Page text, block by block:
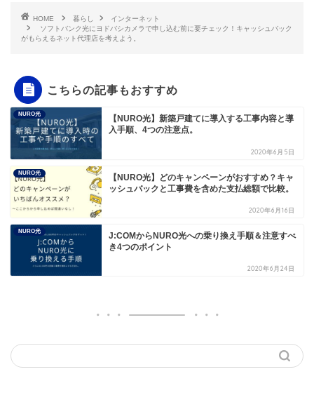
HOME 暮らし
インターネット
ソフトバンク光にヨドバシカメラで申し込む前に要チェック！キャッシュバック
がもらえるネット代理店を考えよう。
こちらの記事もおすすめ
NURO光
【NURO光】新築戸建てに導入する工事内容と導
入手順、4つの注意点。
2020年6月5日
NURO光
【NURO光】どのキャンペーンがおすすめ？キャ
ッシュバックと工事費を含めた支払総額で比較。
2020年6月16日
NURO光
J:COMからNURO光への乗り換え手順＆注意すべ
き4つのポイント
2020年6月24日